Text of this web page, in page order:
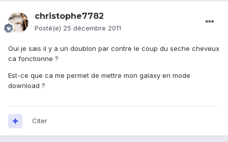
christophe7782
Posté(e) 25 décembre 2011
Oui je sais il y a un doublon par contre le coup du seche cheveux
ca fonctionne ?
Est-ce que ca me permet de mettre mon galaxy en mode
download ?
Citer